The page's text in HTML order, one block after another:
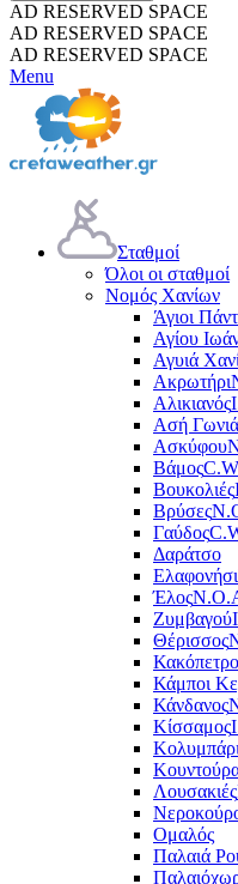
AD RESERVED SPACE
AD RESERVED SPACE
AD RESERVED SPACE
Menu
Σταθμοί
Όλοι οι σταθμοί
Νομός Χανίων
Άγιοι
Αγίου
Αγυιά
Ακρωτήρι
Αλικιανός
Ασή Γωνιά
Ασκύφου
Βάμος
Βουκολιές
Βρύσες
Γαύδος
Δαράτσο
Ελαφονήσι
Έλος
Ζυμβαγού
Θέρισσος
Κάμποι
Κάνδανος
Κίσσαμος
Κολυμπάρι
Λουσακιές
Ομαλός
Παλαιά